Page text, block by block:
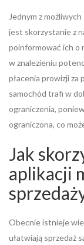
Jednym z
jest skorzystanie z
poinformować ich o
w znalezieniu
płacenia prowizji za
samochód trafi w
ograniczenia,
ograniczona, co
Jak
aplikacji
Obecnie istnieje
ułatwiają sprzedaż